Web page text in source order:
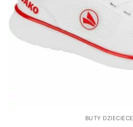
BUTY DZIECIECE